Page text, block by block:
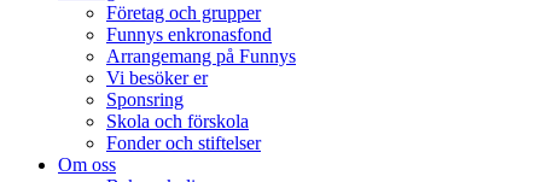
Företag och grupper
Funnys enkronasfond
Arrangemang på Funnys
Vi besöker er
Sponsring
Skola och förskola
Fonder och stiftelser
Om oss